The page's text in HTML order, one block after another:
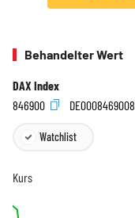
Behandelter Wert
DAX Index
846900
DE0008469008
Watchlist
Kurs